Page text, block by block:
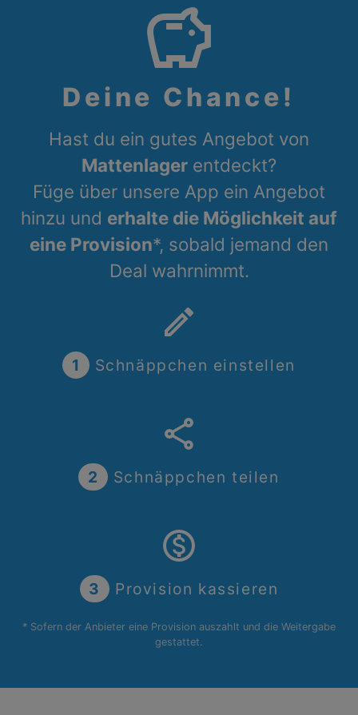
savings
Deine Chance!
Hast du ein gutes Angebot von
Mattenlager entdeckt?
Füge über unsere App ein Angebot
hinzu und erhalte die Möglichkeit auf
eine Provision*, sobald jemand den
Deal wahrnimmt.
create
1 Schnäppchen einstellen
share
2 Schnäppchen teilen
monetization_on
3 Provision kassieren
* Sofern der Anbieter eine Provision auszahlt und die Weitergabe
gestattet.